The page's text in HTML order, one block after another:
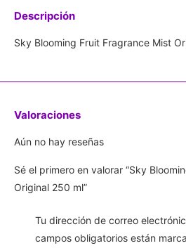
Descripción
Sky Blooming Fruit Fragrance Mist
Valoraciones
Aún no hay reseñas
Sé el primero en valorar “Sky
Original 250 ml”
Tu dirección de correo
campos obligatorios están